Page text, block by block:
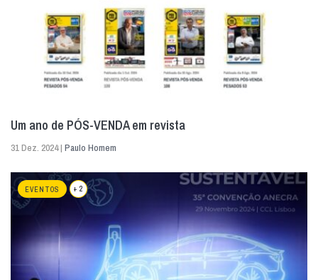
Um ano de PÓS-VENDA em revista
31 Dez. 2024 | Paulo Homem
EVENTOS + 2